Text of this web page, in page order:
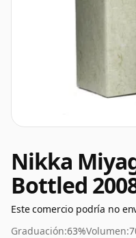
Nikka
Bottled
Este comercio podría no
Graduación:63%Volumen: